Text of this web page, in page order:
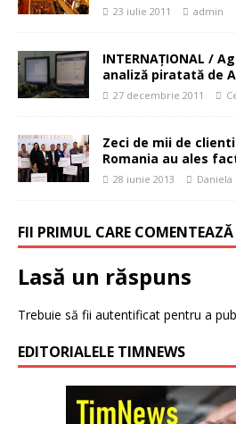
23 iulie 2011 admin
INTERNAŢIONAL /
analiză piratată de
27 decembrie 2011
Zeci de mii de clienti
Romania au ales
28 iunie 2013 Daniela
FII PRIMUL CARE COMENTEAZĂ
Lasă un răspuns
Trebuie să fii autentificat pentru a
EDITORIALELE TIMNEWS